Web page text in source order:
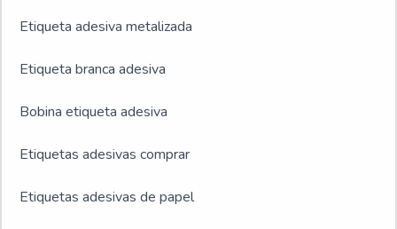
Etiqueta adesiva metalizada
Etiqueta branca adesiva
Bobina etiqueta adesiva
Etiquetas adesivas comprar
Etiquetas adesivas de papel